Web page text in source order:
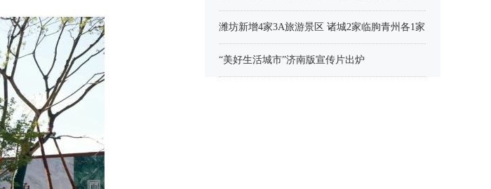
潍坊新增4家3A旅游景区 诸城2家临朐青州各1家
“美好生活城市”济南版宣传片出炉